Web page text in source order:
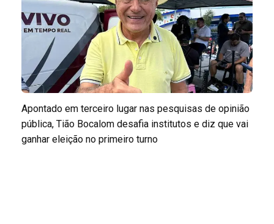
Apontado em terceiro lugar nas pesquisas de opinião
pública, Tião Bocalom desafia institutos e diz que vai
ganhar eleição no primeiro turno